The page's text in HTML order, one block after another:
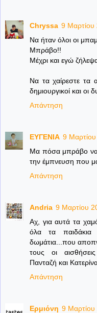
Chryssa 9 Μαρτίου
Να ήταν όλοι οι
Μπράβο!!
Μέχρι και εγώ
Να τα χαίρεστε τα
δημιουργικοί και οι
Απάντηση
ΕΥΓΕΝΙΑ 9
Μα πόσα μπράβο να
την έμπνευση που
Απάντηση
Andria 9 Μαρτίου
Αχ, για αυτά τα
όλα τα
δωμάτια...που
τους οι
Πανταζή και
Απάντηση
Ερμιόνη 9 Μαρτίου